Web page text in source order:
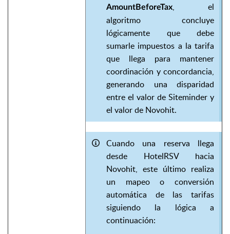
AmountBeforeTax, el
algoritmo concluye
lógicamente que debe
sumarle impuestos a la tarifa
que llega para mantener
coordinación y concordancia,
generando una disparidad
entre el valor de Siteminder y
el valor de Novohit.
Cuando una reserva llega
desde HotelRSV hacia
Novohit, este último realiza
un mapeo o conversión
automática de las tarifas
siguiendo la lógica a
continuación: